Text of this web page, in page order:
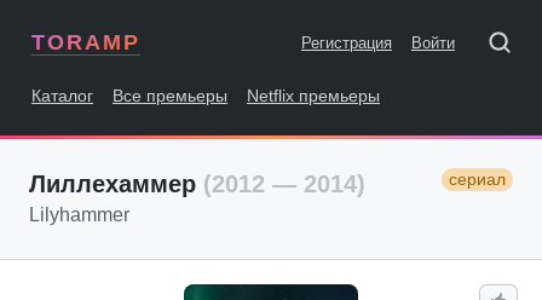
TORAMP Регистрация Войти
Каталог Все премьеры Netflix премьеры
Лиллехаммер (2012 — 2014) сериал
Lilyhammer